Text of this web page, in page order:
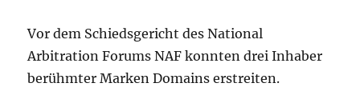
Vor dem Schiedsgericht des National
Arbitration Forums NAF konnten drei Inhaber
berühmter Marken Domains erstreiten.